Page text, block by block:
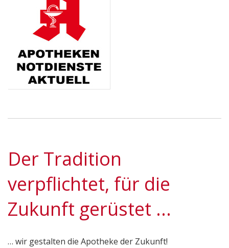
Der Tradition
verpflichtet, für die
Zukunft gerüstet ...
… wir gestalten die Apotheke der Zukunft!